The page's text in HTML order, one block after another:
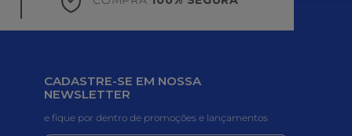
CADASTRE-SE EM NOSSA
NEWSLETTER
e fique por dentro de promoções e lançamentos